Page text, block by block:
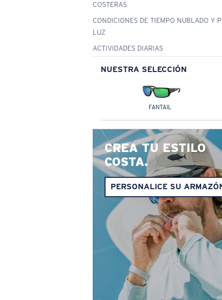
COSTERAS
CONDICIONES DE TIEMPO NUBLADO Y
LUZ
ACTIVIDADES DIARIAS
NUESTRA SELECCIÓN
FANTAIL
CREA TU ESTILO
COSTA.
PERSONALICE SU